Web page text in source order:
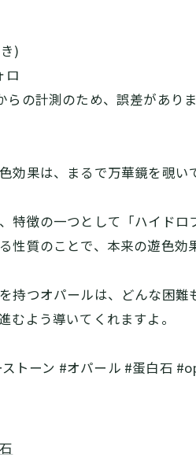
)
ロ
らの計測のため、誤差があり
効果は、まるで万華鏡を覗い
特徴の一つとして「ハイド
性質のことで、本来の遊色効
持つオパールは、どんな困
むよう導いてくれますよ。
トーン #オパール #蛋白石